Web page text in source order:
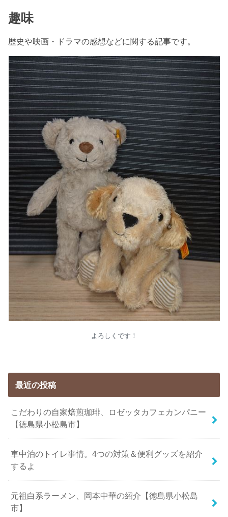
趣味
歴史や映画・ドラマの感想などに関する記事です。
よろしくです！
最近の投稿
こだわりの自家焙煎珈琲、ロゼッタカフェカンパニー
【徳島県小松島市】
車中泊のトイレ事情。4つの対策＆便利グッズを紹介
するよ
元祖白系ラーメン、岡本中華の紹介【徳島県小松島
市】